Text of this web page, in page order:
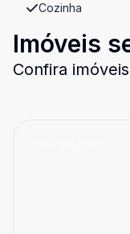
Cozinha
Imóveis
Confira